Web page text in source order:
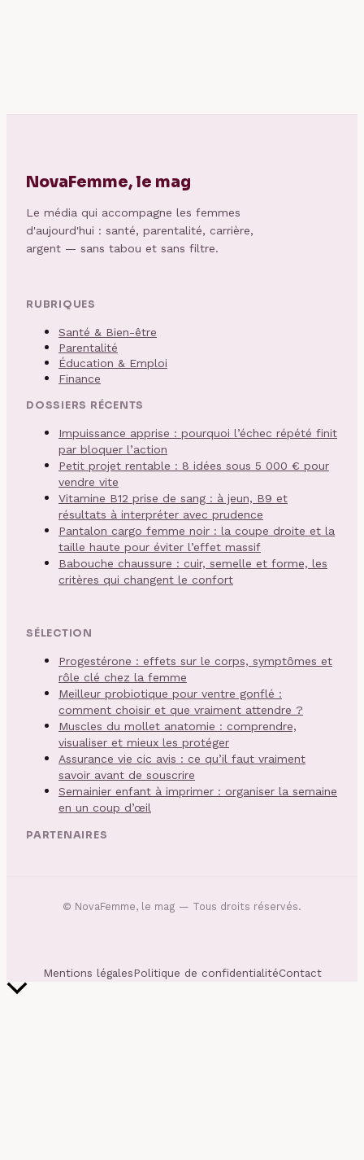
NovaFemme, le mag
Le média qui accompagne les femmes
d'aujourd'hui : santé, parentalité, carrière,
argent — sans tabou et sans filtre.
RUBRIQUES
Santé & Bien-être
Parentalité
Éducation & Emploi
Finance
DOSSIERS RÉCENTS
Impuissance apprise : pourquoi l’échec répété finit
par bloquer l’action
Petit projet rentable : 8 idées sous 5 000 € pour
vendre vite
Vitamine B12 prise de sang : à jeun, B9 et
résultats à interpréter avec prudence
Pantalon cargo femme noir : la coupe droite et la
taille haute pour éviter l’effet massif
Babouche chaussure : cuir, semelle et forme, les
critères qui changent le confort
SÉLECTION
Progestérone : effets sur le corps, symptômes et
rôle clé chez la femme
Meilleur probiotique pour ventre gonflé :
comment choisir et que vraiment attendre ?
Muscles du mollet anatomie : comprendre,
visualiser et mieux les protéger
Assurance vie cic avis : ce qu’il faut vraiment
savoir avant de souscrire
Semainier enfant à imprimer : organiser la semaine
en un coup d’œil
PARTENAIRES
© NovaFemme, le mag — Tous droits réservés.
Mentions légalesPolitique de confidentialitéContact